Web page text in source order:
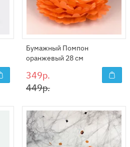
Бумажный Помпон
оранжевый 28 см
349р.
449р.